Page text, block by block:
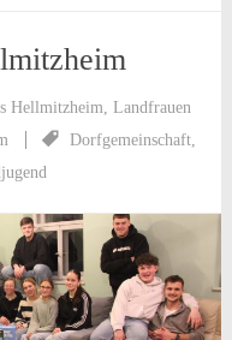
Hellmitzheim,Landfrauen
Dorfgemeinschaft,